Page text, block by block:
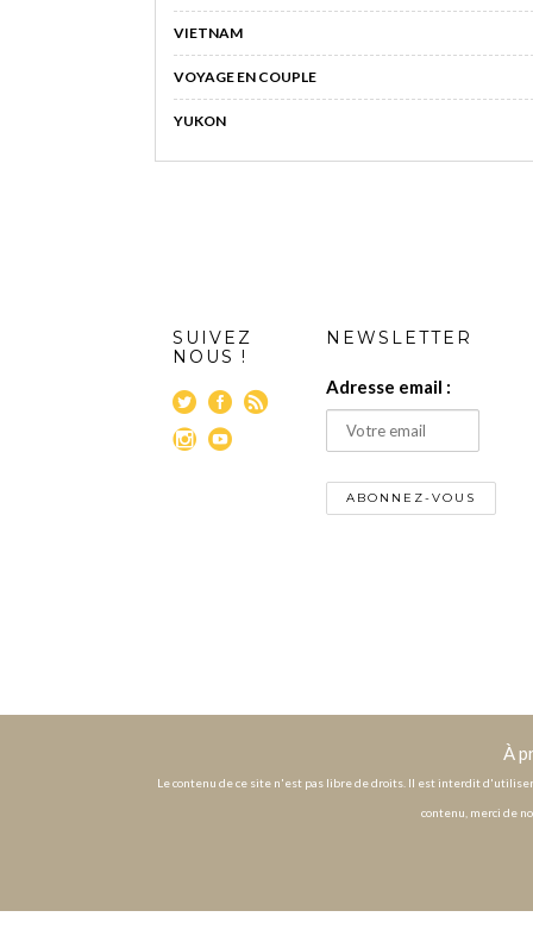
VIETNAM
VOYAGE EN COUPLE
YUKON
SUIVEZ
NOUS !
NEWSLETTER
Adresse email :
À
Le contenu de ce site n'est pas libre de droits. Il est interdit
contenu, merci de